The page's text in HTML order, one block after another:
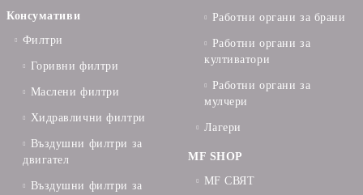
Консумативи
Филтри
Горивни филтри
Маслени филтри
Хидравлични филтри
Въздушни филтри за
двигател
Въздушни филтри за
Работни органи за брани
Работни органи за
култиватори
Работни органи за
мулчери
Лагери
MF SHOP
MF СВЯТ